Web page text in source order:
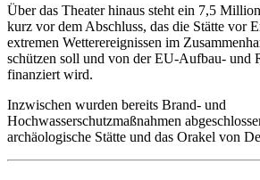
Über das Theater hinaus steht ein 7,5
kurz vor dem Abschluss, das die Stätte vor
extremen Wetterereignissen im
schützen soll und von der EU-Aufbau- und
finanziert wird.
Inzwischen wurden bereits Brand- und
Hochwasserschutzmaßnahmen
archäologische Stätte und das Orakel von